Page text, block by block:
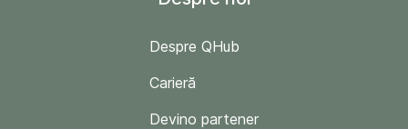
Despre QHub
Carieră
Devino partener